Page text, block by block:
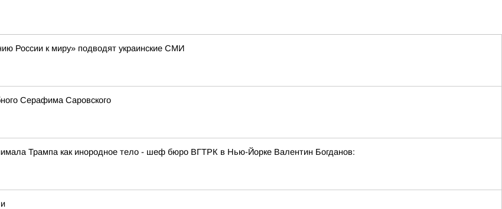
России к миру» подводят украинские СМИ
Серафима Саровского
Трампа как инородное тело - шеф бюро ВГТРК в Нью-Йорке Валентин Богданов: